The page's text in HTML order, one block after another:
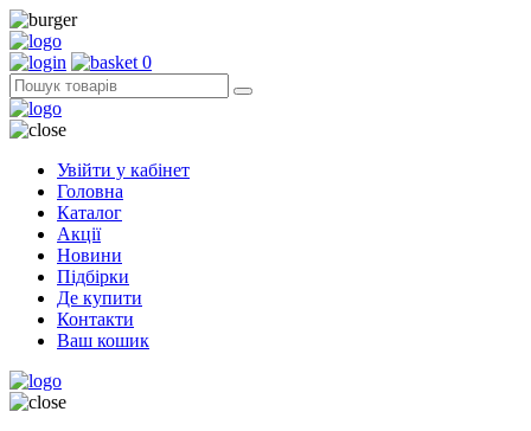
0
Увійти у кабінет
Головна
Каталог
Акції
Новини
Підбірки
Де купити
Контакти
Ваш кошик